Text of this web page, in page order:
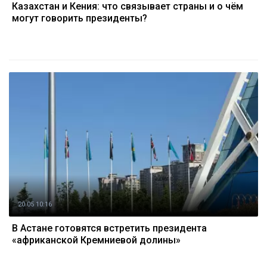
Казахстан и Кения: что связывает страны и о чём
могут говорить президенты?
20.05 10:16
В Астане готовятся встретить президента
«африканской Кремниевой долины»